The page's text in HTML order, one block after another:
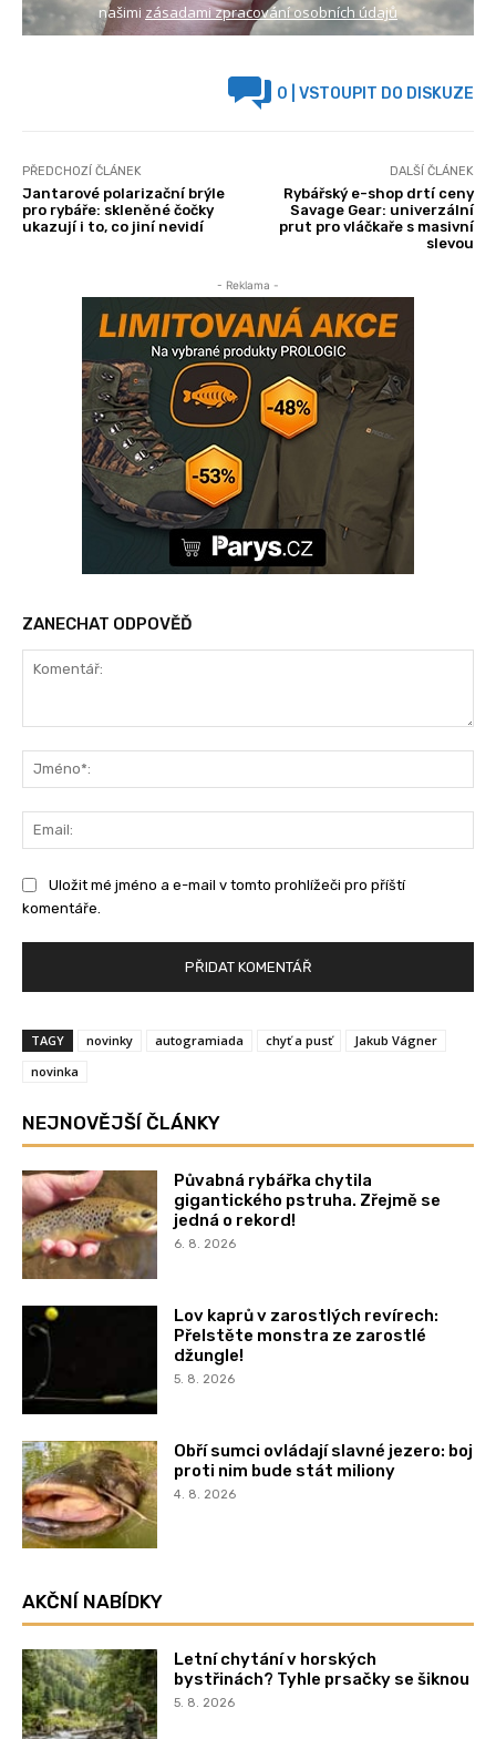
našimi zásadami zpracování osobních údajů
0 | VSTOUPIT DO DISKUZE
PŘEDCHOZÍ ČLÁNEK
Jantarové polarizační brýle
pro rybáře: skleněné čočky
ukazují i to, co jiní nevidí
DALŠÍ ČLÁNEK
Rybářský e-shop drtí ceny
Savage Gear: univerzální
prut pro vláčkaře s masivní
slevou
- Reklama -
ZANECHAT ODPOVĚĎ
Uložit mé jméno a e-mail v tomto prohlížeči pro příští
komentáře.
TAGY novinky autogramiada chyť a pusť
Jakub Vágner
novinka
NEJNOVĚJŠÍ ČLÁNKY
Půvabná rybářka chytila
gigantického pstruha. Zřejmě se
jedná o rekord!
6. 8. 2026
Lov kaprů v zarostlých revírech:
Přelstěte monstra ze zarostlé
džungle!
5. 8. 2026
Obří sumci ovládají slavné jezero: boj
proti nim bude stát miliony
4. 8. 2026
AKČNÍ NABÍDKY
Letní chytání v horských
bystřinách? Tyhle prsačky se šiknou
5. 8. 2026